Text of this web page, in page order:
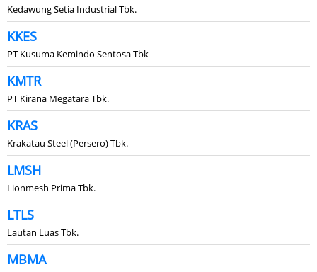
Kedawung Setia Industrial Tbk.
KKES
PT Kusuma Kemindo Sentosa Tbk
KMTR
PT Kirana Megatara Tbk.
KRAS
Krakatau Steel (Persero) Tbk.
LMSH
Lionmesh Prima Tbk.
LTLS
Lautan Luas Tbk.
MBMA